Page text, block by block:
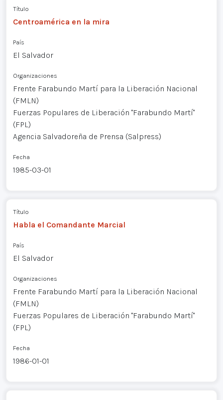
Título
Centroamérica en la mira
País
El Salvador
Organizaciones
Frente Farabundo Martí para la Liberación Nacional
(FMLN)
Fuerzas Populares de Liberación "Farabundo Martí"
(FPL)
Agencia Salvadoreña de Prensa (Salpress)
Fecha
1985-03-01
Título
Habla el Comandante Marcial
País
El Salvador
Organizaciones
Frente Farabundo Martí para la Liberación Nacional
(FMLN)
Fuerzas Populares de Liberación "Farabundo Martí"
(FPL)
Fecha
1986-01-01